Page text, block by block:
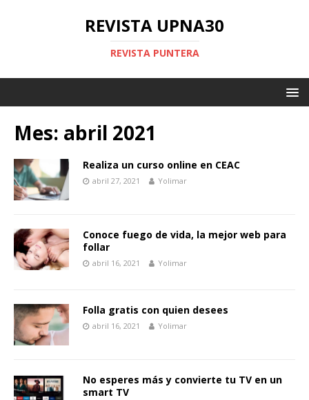
REVISTA UPNA30
REVISTA PUNTERA
Mes: abril 2021
Realiza un curso online en CEAC
abril 27, 2021 Yolimar
Conoce fuego de vida, la mejor web para
follar
abril 16, 2021 Yolimar
Folla gratis con quien desees
abril 16, 2021 Yolimar
No esperes más y convierte tu TV en un
smart TV